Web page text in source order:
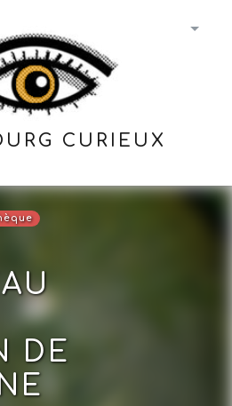
CURIEUX
DE